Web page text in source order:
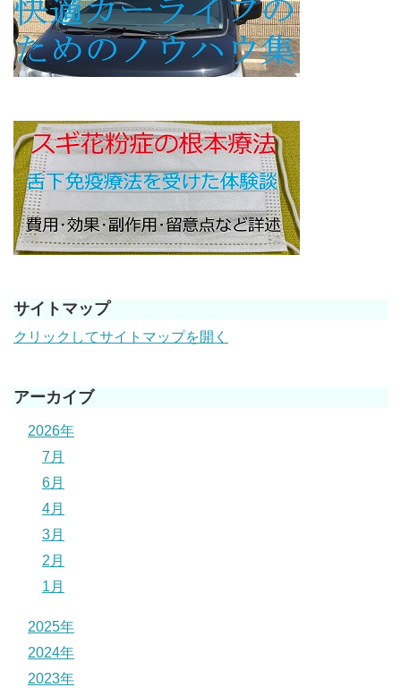
サイトマップ
クリックしてサイトマップを開く
アーカイブ
2026年
7月
6月
4月
3月
2月
1月
2025年
2024年
2023年